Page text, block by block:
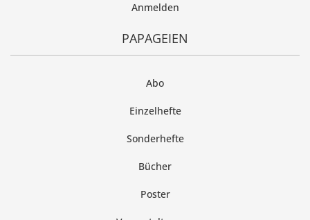
Anmelden
PAPAGEIEN
Abo
Einzelhefte
Sonderhefte
Bücher
Poster